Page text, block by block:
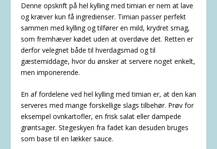
Denne opskrift på hel kylling med timian er nem at lave
og kræver kun få ingredienser. Timian passer perfekt
sammen med kylling og tilfører en mild, krydret smag,
som fremhæver kødet uden at overdøve det. Retten er
derfor velegnet både til hverdagsmad og til
gæstemiddage, hvor du ønsker at servere noget enkelt,
men imponerende.
En af fordelene ved hel kylling med timian er, at den kan
serveres med mange forskellige slags tilbehør. Prøv for
eksempel ovnkartofler, en frisk salat eller dampede
grøntsager. Stegeskyen fra fadet kan desuden bruges
som base til en lækker sauce.